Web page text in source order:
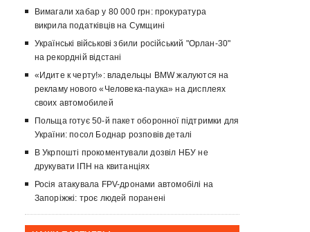
Вимагали хабар у 80 000 грн: прокуратура
викрила податківців на Сумщині
Українські військові збили російський "Орлан-30"
на рекордній відстані
«Идите к черту!»: владельцы BMW жалуются на
рекламу нового «Человека-паука» на дисплеях
своих автомобилей
Польща готує 50-й пакет оборонної підтримки для
України: посол Боднар розповів деталі
В Укрпошті прокоментували дозвіл НБУ не
друкувати ІПН на квитанціях
Росія атакувала FPV-дронами автомобілі на
Запоріжжі: троє людей поранені